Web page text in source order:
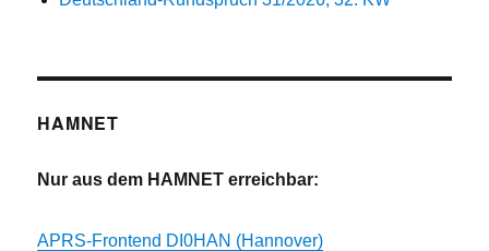
HAMNET
Nur aus dem HAMNET erreichbar:
APRS-Frontend DI0HAN (Hannover)